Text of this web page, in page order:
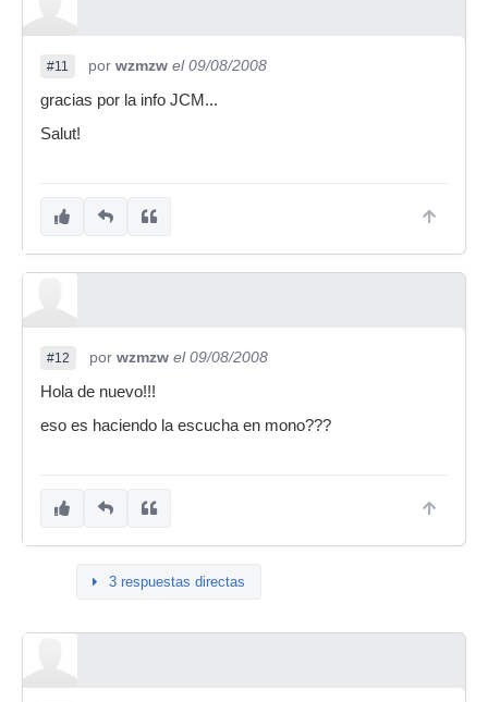
#11 por wzmzw el 09/08/2008
gracias por la info JCM...
Salut!
#12 por wzmzw el 09/08/2008
Hola de nuevo!!!
eso es haciendo la escucha en mono???
3 respuestas directas